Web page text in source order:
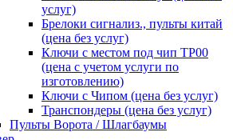
услуг)
Брелоки сигнализ., пульты китай
(цена без услуг)
Ключи с местом под чип TP00
(цена с учетом услуги по
изготовлению)
Ключи с Чипом (цена без услуг)
Транспондеры (цена без услуг)
Пульты Ворота / Шлагбаумы